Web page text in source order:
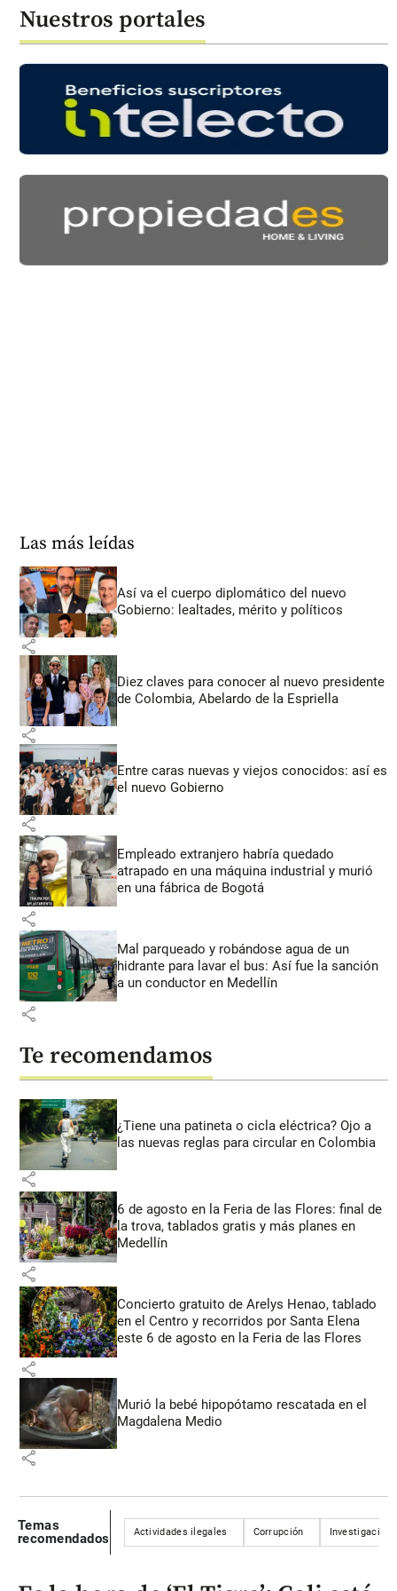
Nuestros portales
Las más leídas
Así va el cuerpo diplomático del nuevo
Gobierno: lealtades, mérito y políticos
share
Diez claves para conocer al nuevo presidente
de Colombia, Abelardo de la Espriella
share
Entre caras nuevas y viejos conocidos: así es
el nuevo Gobierno
share
Empleado extranjero habría quedado
atrapado en una máquina industrial y murió
en una fábrica de Bogotá
share
Mal parqueado y robándose agua de un
hidrante para lavar el bus: Así fue la sanción
a un conductor en Medellín
share
Te recomendamos
¿Tiene una patineta o cicla eléctrica? Ojo a
las nuevas reglas para circular en Colombia
share
6 de agosto en la Feria de las Flores: final de
la trova, tablados gratis y más planes en
Medellín
share
Concierto gratuito de Arelys Henao, tablado
en el Centro y recorridos por Santa Elena
este 6 de agosto en la Feria de las Flores
share
Murió la bebé hipopótamo rescatada en el
Magdalena Medio
share
Temas
recomendados
Actividades ilegales Corrupción Investigación